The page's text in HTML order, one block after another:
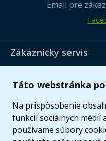
Táto webstránka
Na prispôsobenie
funkcií sociálnych médií
používame súbory
Email pre
Zákaznícky servis